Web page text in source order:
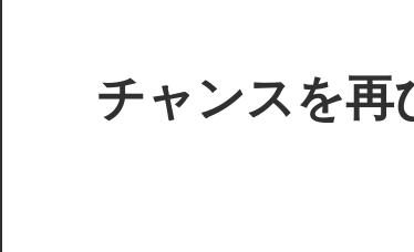
テ
ン
チャンスを再